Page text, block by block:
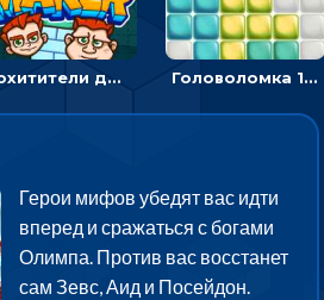
Похитители денег: управляйте друзьями и соберите все мешки с долларами Головоломка 10х10
Герои мифов убедят вас идти
вперед и сражаться с богами
Олимпа. Против вас восстанет
сам Зевс, Аид и Посейдон.